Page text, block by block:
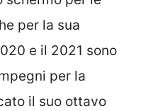
per la sua
e il 2021 sono
per la
il suo ottavo